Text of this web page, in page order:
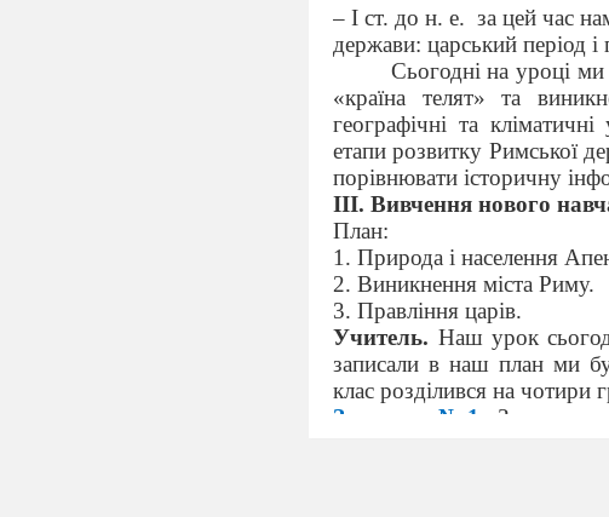
– І ст. до н. е. за цей час
держави: царський період і
Сьогодні на уроці ми
«країна телят» та
географічні та
етапи розвитку Римської
порівнювати історичну
ІІІ. Вивчення нового
План:
1. Природа і населення
2. Виникнення міста Риму.
3. Правління царів.
Учитель. Наш урок
записали в наш план ми
клас розділився на чотири
Завдання № 1.